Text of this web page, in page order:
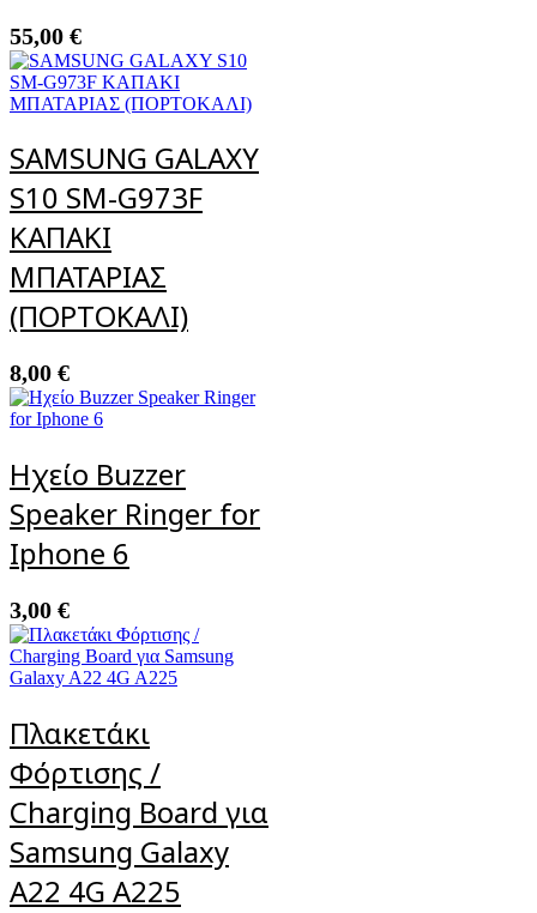
55,00 €
SAMSUNG GALAXY
S10 SM-G973F
ΚΑΠΑΚΙ
ΜΠΑΤΑΡΙΑΣ
(ΠΟΡΤΟΚΑΛΙ)
8,00 €
Ηχείο Buzzer
Speaker Ringer for
Iphone 6
3,00 €
Πλακετάκι
Φόρτισης /
Charging Board για
Samsung Galaxy
A22 4G A225